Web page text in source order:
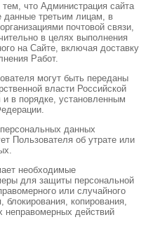
что Администрация сайта
данные третьим лицам, в
почтовой связи,
в целях выполнения
на Сайте, включая доставку
Работ.
могут быть переданы
власти Российской
в порядке, установленным
данных
Пользователя об утрате или
необходимые
для защиты персональной
или случайного
блокирования, копирования,
неправомерных действий